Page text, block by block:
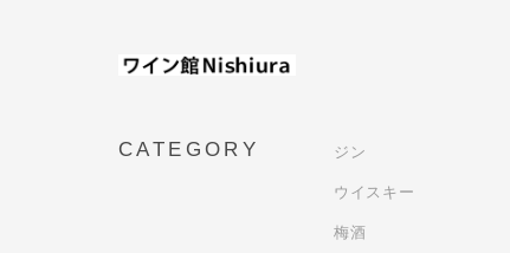
CATEGORY ジン
ウイスキー
梅酒